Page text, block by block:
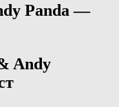
Panda —
Andy